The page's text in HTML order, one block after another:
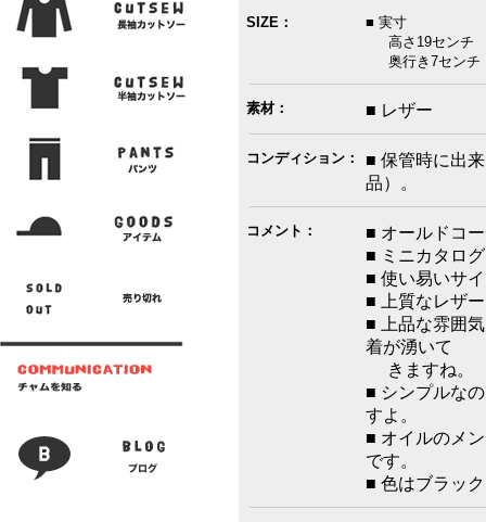
SIZE：
■ 実寸
高さ19センチ
奥行き7センチ
素材： ■ レザー
コンディション：
■ 保管時に出
品）。
コメント：
■ オールドコ
■ ミニカタロ
■ 使い易いサ
■ 上質なレザ
■ 上品な雰囲
着が湧いて
きますね。
■ シンプルな
すよ。
■ オイルのメ
です。
■ 色はブラッ